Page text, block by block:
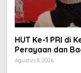
HUT Ke-1 PRI di
Perayaan dan
Agustus 8, 2026